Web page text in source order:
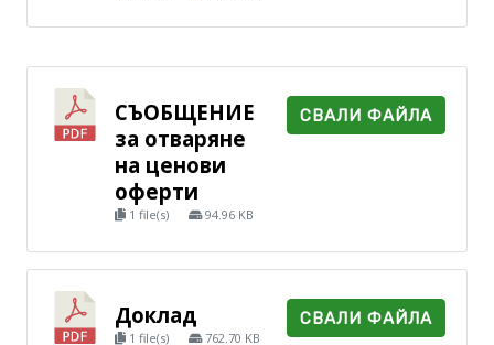
СЪОБЩЕНИЕ
за отваряне
на ценови
оферти
1 file(s) 94.96 KB
СВАЛИ ФАЙЛА
Доклад
1 file(s) 762.70 KB
СВАЛИ ФАЙЛА